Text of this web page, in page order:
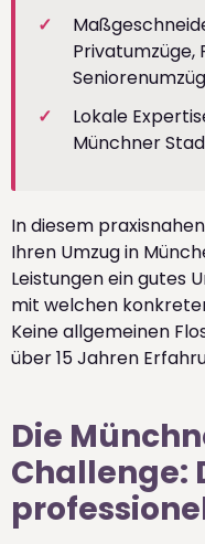
Privatumzüge,
Lokale
Münchner
In diesem
Ihren Umzug in
Leistungen ein gutes
mit welchen
Keine allgemeinen
über 15 Jahren
Die
Challenge: